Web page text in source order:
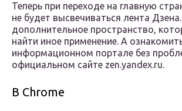
Теперь при переходе на главную
не будет высвечиваться лента
дополнительное пространство,
найти иное применение. А
информационном портале без
официальном сайте zen.yandex.ru.
В Chrome